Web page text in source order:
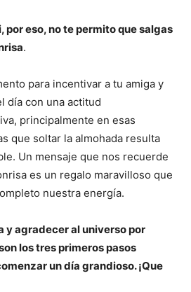
por eso, no te permito que salgas
.
para incentivar a tu amiga y
día con una actitud
principalmente en esas
que soltar la almohada resulta
Un mensaje que nos recuerde
es un regalo maravilloso que
nuestra energía.
y agradecer al universo por
los tres primeros pasos
un día grandioso. ¡Que